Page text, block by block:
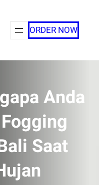
ORDER NOW
Anda
Saat